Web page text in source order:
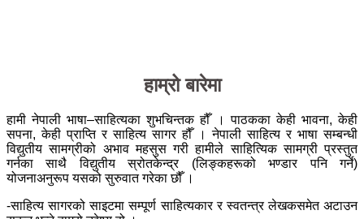
हाम्रो बारेमा
हामी नेपाली भाषा–साहित्यका शुभचिन्तक हौँ । पाठकका केही भावना, केही
सपना, केही प्राप्ति र साहित्य सागर हौँ । नेपाली साहित्य र भाषा सम्बन्धी
विद्युतीय सामग्रीको अभाव महसुस गरी हामीले साहित्यिक सामग्री प्रस्तुत
गर्नका साथै विद्युतीय स्रोतकेन्द्र (लिङ्कहरूको भण्डार पनि गर्ने)
योजनाअनुरूप यसको सुरुवात गरेका छौँ ।
-साहित्य सागरको साइटमा सम्पूर्ण साहित्यकार र स्वतन्त्र लेखकसमेत अटाउन